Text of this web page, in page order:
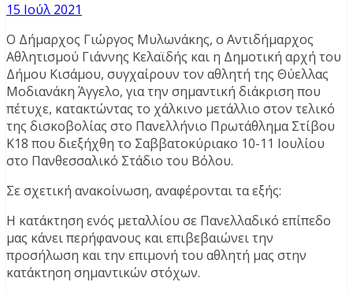
15 Ιούλ 2021
Ο Δήμαρχος Γιώργος Μυλωνάκης, ο Αντιδήμαρχος
Αθλητισμού Γιάννης Κελαϊδής και η Δημοτική αρχή του
Δήμου Κισάμου, συγχαίρουν τον αθλητή της Θύελλας
Μοδιανάκη Άγγελο, για την σημαντική διάκριση που
πέτυχε, κατακτώντας το χάλκινο μετάλλιο στον τελικό
της δισκοβολίας στο Πανελλήνιο Πρωτάθλημα Στίβου
Κ18 που διεξήχθη το Σαββατοκύριακο 10-11 Ιουλίου
στο Πανθεσσαλικό Στάδιο του Βόλου.
Σε σχετική ανακοίνωση, αναφέρονται τα εξής:
Η κατάκτηση ενός μεταλλίου σε Πανελλαδικό επίπεδο
μας κάνει περήφανους και επιβεβαιώνει την
προσήλωση και την επιμονή του αθλητή μας στην
κατάκτηση σημαντικών στόχων.